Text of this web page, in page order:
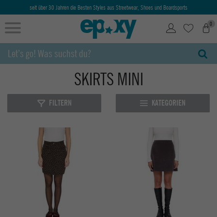
seit über 30 Jahren die Besten Styles aus Streetwear, Shoes und Boardsports
0
SKIRTS MINI
FILTERN KATEGORIEN